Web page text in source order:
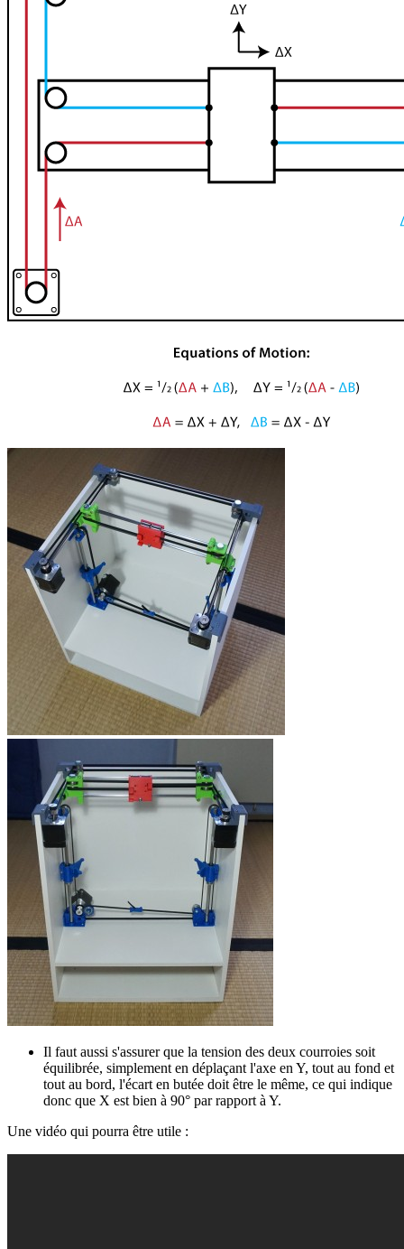
Il faut aussi s'assurer que la tension des deux courroies soit
équilibrée, simplement en déplaçant l'axe en Y, tout au fond et
tout au bord, l'écart en butée doit être le même, ce qui indique
donc que X est bien à 90° par rapport à Y.
Une vidéo qui pourra être utile :